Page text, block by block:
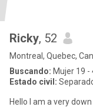
Ricky, 52
Montreal, Quebec,
Buscando: Mujer 19 -
Estado civil:
Hello I am a very